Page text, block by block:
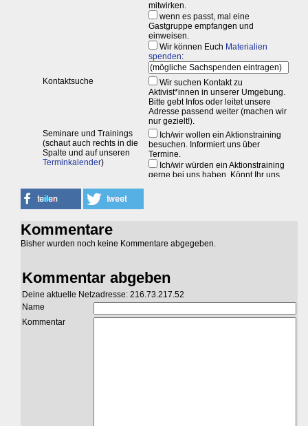
Kommentare
Bisher wurden noch keine Kommentare abgegeben.
Kommentar abgeben
Deine aktuelle Netzadresse: 216.73.217.52
Name
Kommentar